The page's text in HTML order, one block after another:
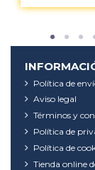
Política de
Aviso legal
Términos y
Política de
Política de
Tienda online